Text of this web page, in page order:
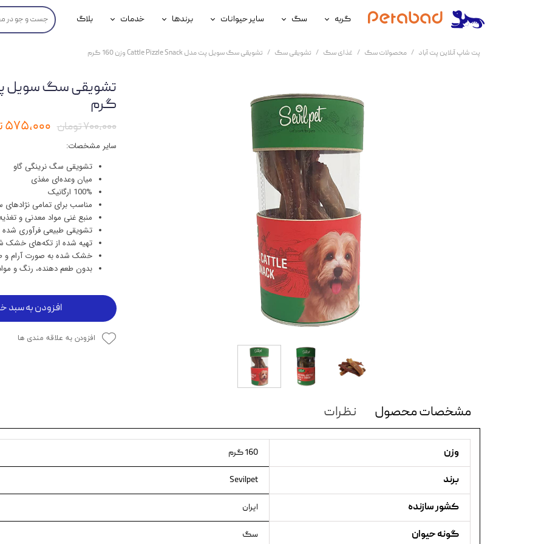
گربه
غذای گربه
سلامتی گربه
آرایشی و بهداشتی گربه
سگ
غذای سگ
سلامتی سگ
آرایشی و بهداشتی سگ
سایر حیوانات
محصولات پرندگان
محصولات آبزیان
برندها
جوسرا
خدمات
خدمات آنلاین دامپزشکی
بلاگ
پت شاپ آنلاین پت آباد محصولات سگ غذای سگ تشویقی سگ تشویقی سگ سویل پت مدل Cattle Pizzle Snack وزن 160 گرم
گرم
۷۰۰,۰۰۰ تومان ۵۷۵,۰۰۰ تومان
سایر مشخصات:
تشویقی سگ نرینگی گاو
میان‌ وعده‌ای مغذی
100% ارگانیک
مناسب برای تمامی
منبع غنی مواد معدنی و
تشویقی طبیعی فرآوری شده
تهیه شده از تکه‌های خشک
خشک شده به صورت آرام و
بدون طعم دهنده، رنگ و
افزودن به سبد
افزودن به علاقه مندی ها
مشخصات محصول نظرات
وزن 160 گرم
برند Sevilpet
کشور سازنده ایران
گونه حیوان سگ